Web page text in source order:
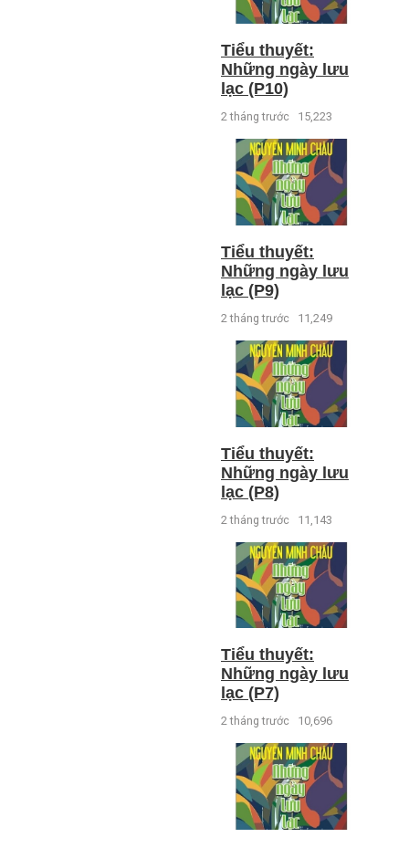
Tiểu thuyết:
Những ngày lưu
lạc (P10)
2 tháng trước 15,223
Tiểu thuyết:
Những ngày lưu
lạc (P9)
2 tháng trước 11,249
Tiểu thuyết:
Những ngày lưu
lạc (P8)
2 tháng trước 11,143
Tiểu thuyết:
Những ngày lưu
lạc (P7)
2 tháng trước 10,696